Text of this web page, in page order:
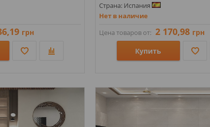
грн
Страна: Испания
Нет в наличие
Цена товаров от: 2 170,98 грн
Купить
Стили: Под бетон;
Цвета: